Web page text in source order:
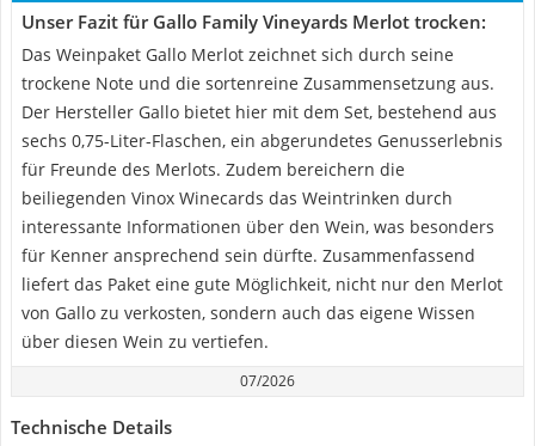
Unser Fazit für Gallo Family Vineyards Merlot trocken:
Das Weinpaket Gallo Merlot zeichnet sich durch seine
trockene Note und die sortenreine Zusammensetzung aus.
Der Hersteller Gallo bietet hier mit dem Set, bestehend aus
sechs 0,75-Liter-Flaschen, ein abgerundetes Genusserlebnis
für Freunde des Merlots. Zudem bereichern die
beiliegenden Vinox Winecards das Weintrinken durch
interessante Informationen über den Wein, was besonders
für Kenner ansprechend sein dürfte. Zusammenfassend
liefert das Paket eine gute Möglichkeit, nicht nur den Merlot
von Gallo zu verkosten, sondern auch das eigene Wissen
über diesen Wein zu vertiefen.
07/2026
Technische Details